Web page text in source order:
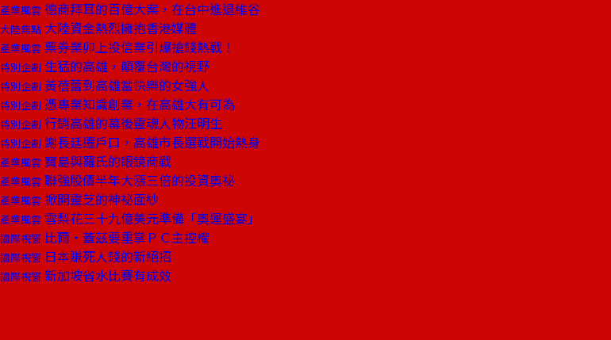
產業風雲 德商拜耳的百億大案，在台中進退維谷
大陸焦點 大陸資金熱烈擁抱香港媒體
產業風雲 票券業卯上投信業引爆搶錢熱戰！
特別企劃 生猛的高雄，顛覆台灣的視野
特別企劃 黃蓓蕾到高雄當快樂的女強人
特別企劃 憑專業知識創業，在高雄大有可為
特別企劃 行銷高雄的幕後靈魂人物汪明生
特別企劃 謝長廷遷戶口，高雄市長選戰開始熱身
產業風雲 寶島與羅氏的眼鏡商戰
產業風雲 聯強股價半年大漲三倍的投資奧祕
產業風雲 掀開靈芝的神祕面紗
產業風雲 雪梨花三十九億美元準備「奧運盛宴」
國際視窗 比爾‧蓋茲要重掌ＰＣ主控權
國際視窗 日本賺死人錢的新絕招
國際視窗 新加坡省水比賽有成效